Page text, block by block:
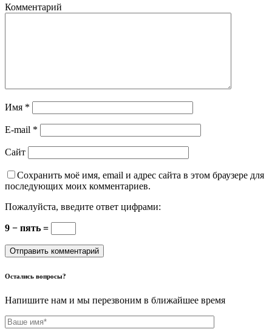
Комментарий
Имя *
E-mail *
Сайт
Сохранить моё имя, email и адрес сайта в этом браузере для
последующих моих комментариев.
Пожалуйста, введите ответ цифрами:
9 − пять =
Остались вопросы?
Напишите нам и мы перезвоним в ближайшее время